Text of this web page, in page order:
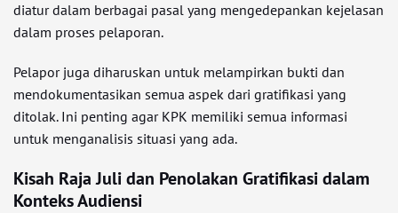
diatur dalam berbagai pasal yang mengedepankan kejelasan
dalam proses pelaporan.
Pelapor juga diharuskan untuk melampirkan bukti dan
mendokumentasikan semua aspek dari gratifikasi yang
ditolak. Ini penting agar KPK memiliki semua informasi
untuk menganalisis situasi yang ada.
Kisah Raja Juli dan Penolakan Gratifikasi dalam
Konteks Audiensi